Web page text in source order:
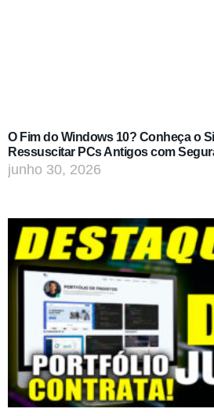
O Fim do Windows 10? Conheça o
Ressuscitar PCs Antigos com
junho 30, 2026